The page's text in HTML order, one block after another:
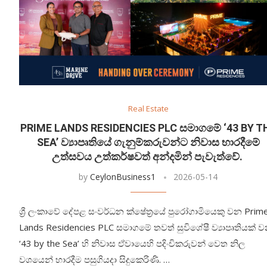
Real Estate
PRIME LANDS RESIDENCIES PLC සමාගමේ ‘43 BY
SEA’ ව්‍යාපෘතියේ ගැනුම්කරුවන්ට නිවාස භාරදීමේ
උත්සවය උත්කර්ෂවත් අන්දමින් පැවැත්වේ.
byCeylonBusiness1 2026-05-14
ශ්‍රී ලංකාවේ දේපළ සංවර්ධන ක්ෂේත්‍රයේ පුරෝගාමියෙකු වන
Lands Residencies PLC සමාගමේ තවත් සුවිශේෂී ව්‍යාපෘතියක්
‘43 by the Sea’ හි නිවාස ඒවායෙහි පදිංචිකරුවන් වෙත නිල
වශයෙන් භාරදීම පසුගියදා සිදුකෙරිණි. …